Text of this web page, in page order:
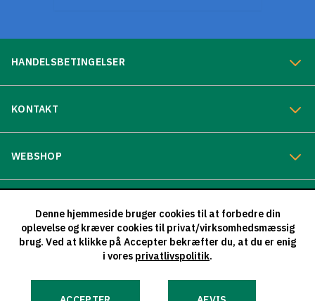
HANDELSBETINGELSER
KONTAKT
WEBSHOP
QUICK LINKS
Denne hjemmeside bruger cookies til at forbedre din
oplevelse og kræver cookies til privat/virksomhedsmæssig
brug. Ved at klikke på Accepter bekræfter du, at du er enig
i vores privatlivspolitik.